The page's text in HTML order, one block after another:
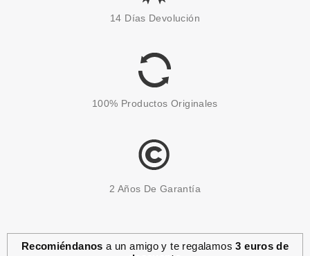
14 Días Devolución
100% Productos Originales
2 Años De Garantía
Recomiéndanos a un amigo y te regalamos3 euros de